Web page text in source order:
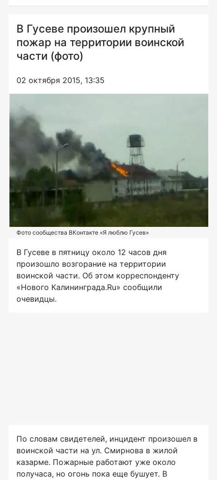
В Гусеве произошел крупный
пожар на территории воинской
части (фото)
02 октября 2015, 13:35
Фото сообщества ВКонтакте «Я люблю Гусев»
В Гусеве в пятницу около 12 часов дня
произошло возгорание на территории
воинской части. Об этом корреспонденту
«Нового Калининграда.Ru» сообщили
очевидцы.
По словам свидетелей, инцидент произошел в
воинской части на ул. Смирнова в жилой
казарме. Пожарные работают уже около
получаса, но огонь пока еще бушует. В